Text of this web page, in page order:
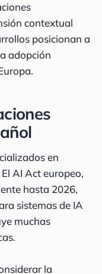
contextual
posicionan a
adopción
en
AI Act europeo,
hasta 2026,
sistemas de IA
muchas
la